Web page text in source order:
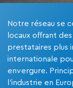
Notre réseau se
locaux offrant
prestataires plus
internationale
envergure.
l’industrie en